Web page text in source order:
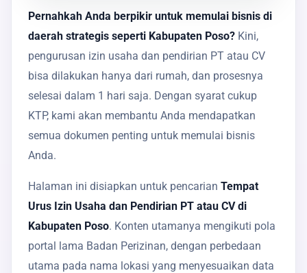
Pernahkah Anda berpikir untuk memulai bisnis di
daerah strategis seperti Kabupaten Poso? Kini,
pengurusan izin usaha dan pendirian PT atau CV
bisa dilakukan hanya dari rumah, dan prosesnya
selesai dalam 1 hari saja. Dengan syarat cukup
KTP, kami akan membantu Anda mendapatkan
semua dokumen penting untuk memulai bisnis
Anda.
Halaman ini disiapkan untuk pencarian Tempat
Urus Izin Usaha dan Pendirian PT atau CV di
Kabupaten Poso. Konten utamanya mengikuti pola
portal lama Badan Perizinan, dengan perbedaan
utama pada nama lokasi yang menyesuaikan data